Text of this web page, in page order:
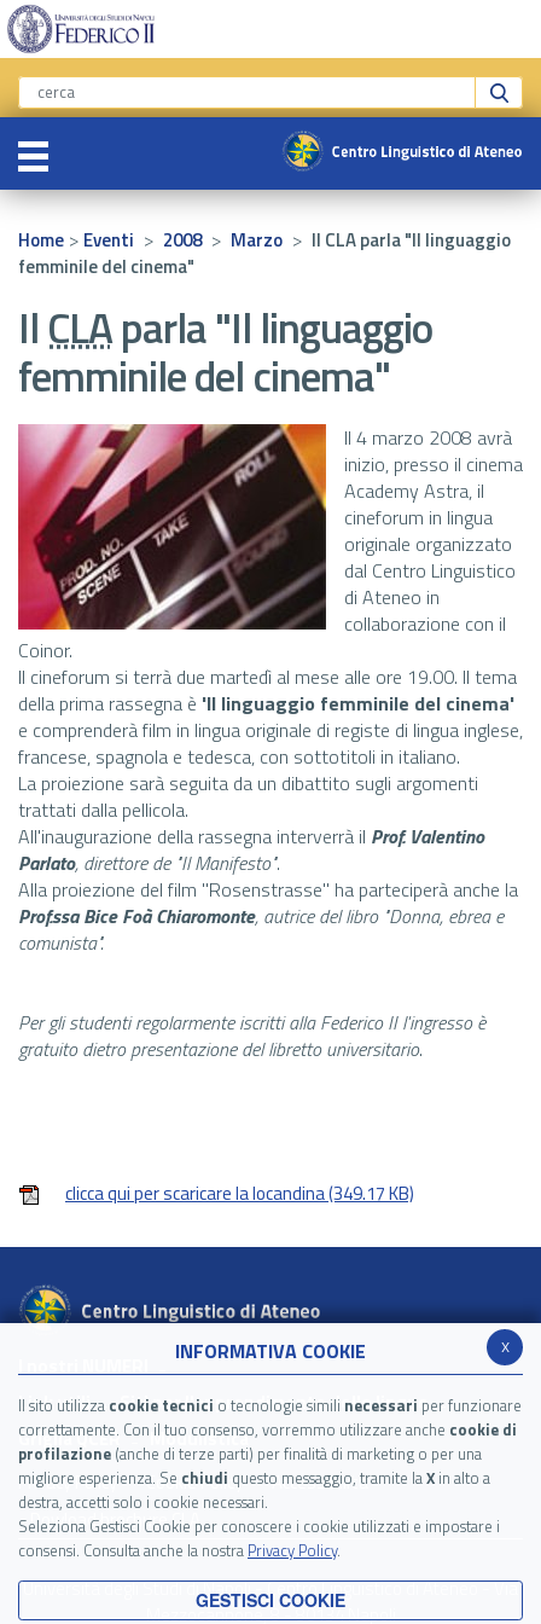
Home > Eventi > 2008> Marzo > Il CLA parla "Il linguaggio
femminile del cinema"
IlCLAparla "Il linguaggio
femminile del cinema"
Il 4 marzo 2008 avrà
inizio, presso il cinema
Academy Astra, il
cineforum in lingua
originale organizzato
dal Centro Linguistico
di Ateneo in
collaborazione con il
Coinor.
Il cineforum si terrà due martedì al mese alle ore 19.00. Il tema
della prima rassegna è 'Il linguaggio femminile del cinema'
e comprenderà film in lingua originale di registe di lingua inglese,
francese, spagnola e tedesca, con sottotitoli in italiano.
La proiezione sarà seguita da un dibattito sugli argomenti
trattati dalla pellicola.
All'inaugurazione della rassegna interverrà il Prof. Valentino
Parlato, direttore de "Il Manifesto".
Alla proiezione del film "Rosenstrasse" ha parteciperà anche la
Prof.ssa Bice Foà Chiaromonte, autrice del libro "Donna, ebrea e
comunista".
Per gli studenti regolarmente iscritti alla Federico II l'ingresso è
gratuito dietro presentazione del libretto universitario.
clicca qui per scaricare la locandina(349.17 KB)
Link utili
Siti per l'apprendimento delle lingue
Griglia QCER
Modulistica
Privacy Policy
Cookie Policy
Accessibilità
Dowload brochure CLA
Università degli Studi di Napoli - Centro Linguistico di Ateneo - Via
Mezzocannone, 8 - 80134 Napoli
x
INFORMATIVA COOKIE
Il sito utilizza cookie tecnici o tecnologie simili necessari per funzionare
correttamente. Con il tuo consenso, vorremmo utilizzare anche cookie di
profilazione (anche di terze parti) per finalità di marketing o per una
migliore esperienza. Se chiudi questo messaggio, tramite laX in alto a
destra, accetti solo i cookie necessari.
Seleziona Gestisci Cookie per conoscere i cookie utilizzati e impostare i
consensi. Consulta anche la nostra Privacy Policy.
GESTISCI COOKIE